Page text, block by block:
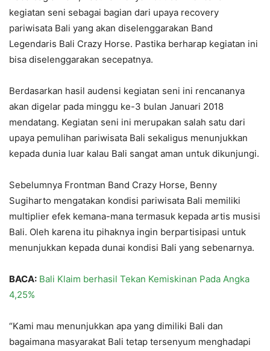
kegiatan seni sebagai bagian dari upaya recovery
pariwisata Bali yang akan diselenggarakan Band
Legendaris Bali Crazy Horse. Pastika berharap kegiatan ini
bisa diselenggarakan secepatnya.
Berdasarkan hasil audensi kegiatan seni ini rencananya
akan digelar pada minggu ke-3 bulan Januari 2018
mendatang. Kegiatan seni ini merupakan salah satu dari
upaya pemulihan pariwisata Bali sekaligus menunjukkan
kepada dunia luar kalau Bali sangat aman untuk dikunjungi.
Sebelumnya Frontman Band Crazy Horse, Benny
Sugiharto mengatakan kondisi pariwisata Bali memiliki
multiplier efek kemana-mana termasuk kepada artis musisi
Bali. Oleh karena itu pihaknya ingin berpartisipasi untuk
menunjukkan kepada dunai kondisi Bali yang sebenarnya.
BACA: Bali Klaim berhasil Tekan Kemiskinan Pada Angka
4,25%
“Kami mau menunjukkan apa yang dimiliki Bali dan
bagaimana masyarakat Bali tetap tersenyum menghadapi